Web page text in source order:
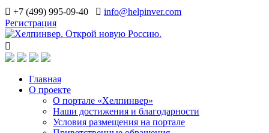
+7 (499) 995-09-40
info@helpinver.com
Регистрация
Главная
О проекте
О портале «Хелпинвер»
Наши достижения и благодарности
Условия размещения на портале